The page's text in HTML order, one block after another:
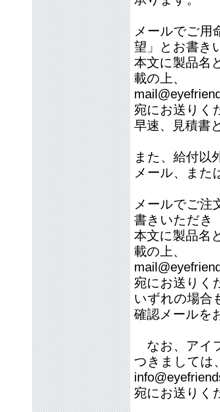
メールでご用
望」とお書き
本文に製品名
載の上、
宛にお送りく
早速、見積書
また、給付以
メール、また
メールでご注
書きいただき
本文に製品名
載の上、
宛にお送りく
いずれの場合
確認メールを
なお、アイ
つきましては
宛にお送りく